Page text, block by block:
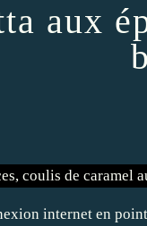
aux
internet en